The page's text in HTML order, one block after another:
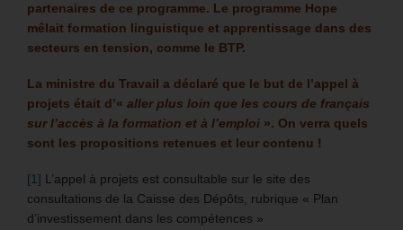
partenaires de ce programme. Le programme Hope
mêlait formation linguistique et apprentissage dans des
secteurs en tension, comme le BTP.
La ministre du Travail a déclaré que le but de l’appel à
projets était d’« aller plus loin que les cours de français
sur l’accès à la formation et à l’emploi ». On verra quels
sont les propositions retenues et leur contenu !
[1] L’appel à projets est consultable sur le site des
consultations de la Caisse des Dépôts, rubrique « Plan
d’investissement dans les compétences »